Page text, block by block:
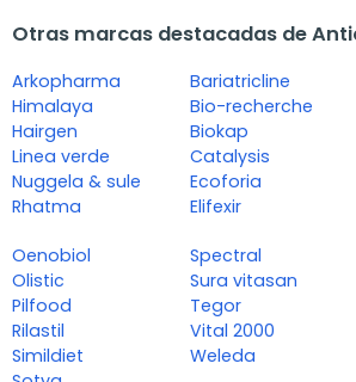
Otras marcas destacadas de
Arkopharma
Himalaya
Hairgen
Linea verde
Nuggela & sule
Rhatma
Bariatricline
Bio-recherche
Biokap
Catalysis
Ecoforia
Elifexir
Oenobiol
Olistic
Pilfood
Rilastil
Simildiet
Spectral
Sura vitasan
Tegor
Vital 2000
Weleda